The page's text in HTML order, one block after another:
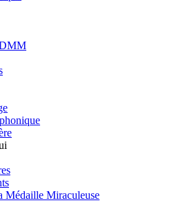
Médaille Miraculeuse